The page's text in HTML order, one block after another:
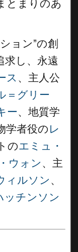
とまりのあ
ョン”の創
求し、永遠
ス 、主人公
＝グリー
ー、地質学
学者役の レ
のエミュ・
ウォン 、主
ィルソン 、
ッチンソン